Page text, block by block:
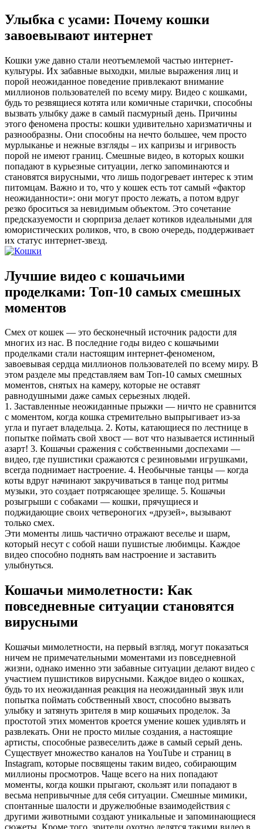
Улыбка с усами: Почему кошки
завоевывают интернет
Кошки уже давно стали неотъемлемой частью интернет-
культуры. Их забавные выходки, милые выражения лиц и
порой неожиданное поведение привлекают внимание
миллионов пользователей по всему миру. Видео с кошками,
будь то резвящиеся котята или комичные старички, способны
вызвать улыбку даже в самый пасмурный день. Причины
этого феномена просты: кошки удивительно харизматичны и
разнообразны. Они способны на нечто большее, чем просто
мурлыканье и нежные взгляды – их капризы и игривость
порой не имеют границ. Смешные видео, в которых кошки
попадают в курьезные ситуации, легко запоминаются и
становятся вирусными, что лишь подогревает интерес к этим
питомцам. Важно и то, что у кошек есть тот самый «фактор
неожиданности»: они могут просто лежать, а потом вдруг
резко броситься за невидимым объектом. Это сочетание
предсказуемости и сюрприза делает котиков идеальными для
юмористических роликов, что, в свою очередь, поддерживает
их статус интернет-звезд.
Лучшие видео с кошачьими
проделками: Топ-10 самых смешных
моментов
Смех от кошек — это бесконечный источник радости для
многих из нас. В последние годы видео с кошачьими
проделками стали настоящим интернет-феноменом,
завоевывая сердца миллионов пользователей по всему миру. В
этом разделе мы представляем вам Топ-10 самых смешных
моментов, снятых на камеру, которые не оставят
равнодушными даже самых серьезных людей.
1. Заставленные неожиданные прыжки — ничто не сравнится
с моментом, когда кошка стремительно выпрыгивает из-за
угла и пугает владельца. 2. Коты, катающиеся по лестнице в
попытке поймать свой хвост — вот что называется истинный
азарт! 3. Кошачьи сражения с собственными доспехами —
видео, где пушистики сражаются с резиновыми игрушками,
всегда поднимает настроение. 4. Необычные танцы — когда
коты вдруг начинают закручиваться в танце под ритмы
музыки, это создает потрясающее зрелище. 5. Кошачьи
розыгрыши с собаками — кошки, прячущиеся и
поджидающие своих четвероногих «друзей», вызывают
только смех.
Эти моменты лишь частично отражают веселье и шарм,
который несут с собой наши пушистые любимцы. Каждое
видео способно поднять вам настроение и заставить
улыбнуться.
Кошачьи мимолетности: Как
повседневные ситуации становятся
вирусными
Кошачьи мимолетности, на первый взгляд, могут показаться
ничем не примечательными моментами из повседневной
жизни, однако именно эти забавные ситуации делают видео с
участием пушистиков вирусными. Каждое видео о кошках,
будь то их неожиданная реакция на неожиданный звук или
попытка поймать собственный хвост, способно вызвать
улыбку и затянуть зрителя в мир кошачьих проделок. За
простотой этих моментов кроется умение кошек удивлять и
развлекать. Они не просто милые создания, а настоящие
артисты, способные развеселить даже в самый серый день.
Существует множество каналов на YouTube и страниц в
Instagram, которые посвящены таким видео, собирающим
миллионы просмотров. Чаще всего на них попадают
моменты, когда кошки прыгают, скользят или попадают в
весьма непривычные для себя ситуации. Смешные мимики,
спонтанные шалости и дружелюбные взаимодействия с
другими животными создают уникальные и запоминающиеся